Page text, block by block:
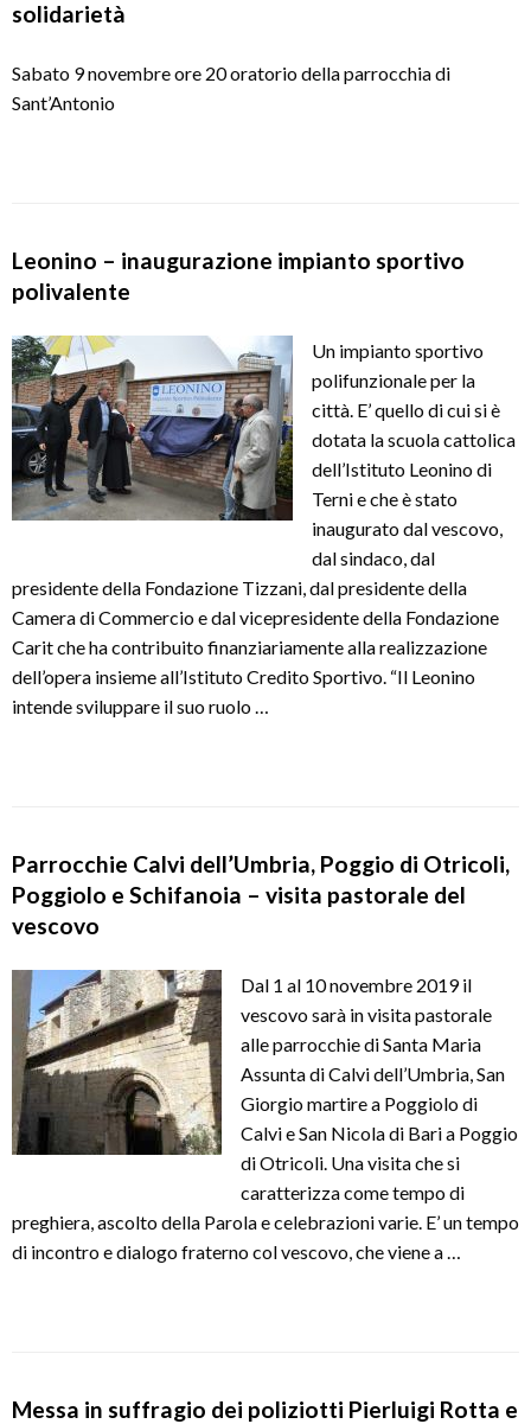
solidarietà
Sabato 9 novembre ore 20 oratorio della parrocchia di
Sant’Antonio
Leonino – inaugurazione impianto sportivo
polivalente
Un impianto sportivo
polifunzionale per la
città. E’ quello di cui si è
dotata la scuola cattolica
dell’Istituto Leonino di
Terni e che è stato
inaugurato dal vescovo,
dal sindaco, dal
presidente della Fondazione Tizzani, dal presidente della
Camera di Commercio e dal vicepresidente della Fondazione
Carit che ha contribuito finanziariamente alla realizzazione
dell’opera insieme all’Istituto Credito Sportivo. “Il Leonino
intende sviluppare il suo ruolo …
Parrocchie Calvi dell’Umbria, Poggio di Otricoli,
Poggiolo e Schifanoia – visita pastorale del
vescovo
Dal 1 al 10 novembre 2019 il
vescovo sarà in visita pastorale
alle parrocchie di Santa Maria
Assunta di Calvi dell’Umbria, San
Giorgio martire a Poggiolo di
Calvi e San Nicola di Bari a Poggio
di Otricoli. Una visita che si
caratterizza come tempo di
preghiera, ascolto della Parola e celebrazioni varie. E’ un tempo
di incontro e dialogo fraterno col vescovo, che viene a …
Messa in suffragio dei poliziotti Pierluigi Rotta e